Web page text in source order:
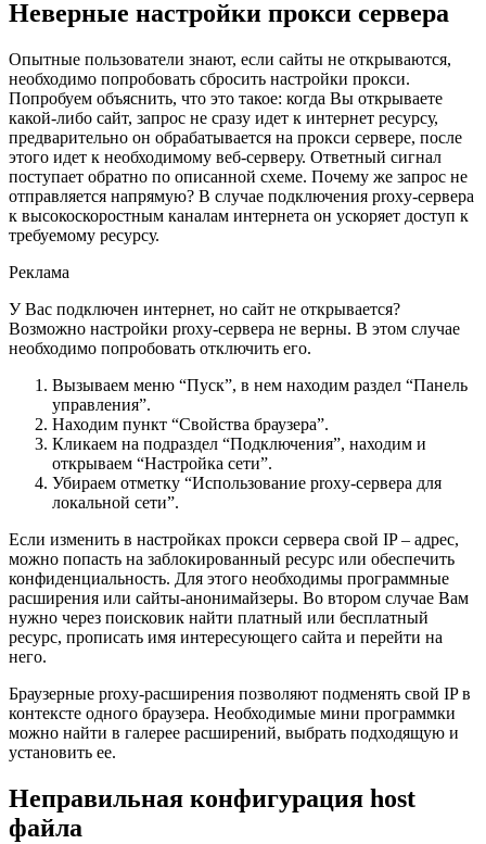
Неверные настройки прокси сервера
Опытные пользователи знают, если сайты не открываются,
необходимо попробовать сбросить настройки прокси.
Попробуем объяснить, что это такое: когда Вы открываете
какой-либо сайт, запрос не сразу идет к интернет ресурсу,
предварительно он обрабатывается на прокси сервере, после
этого идет к необходимому веб-серверу. Ответный сигнал
поступает обратно по описанной схеме. Почему же запрос не
отправляется напрямую? В случае подключения proxy-сервера
к высокоскоростным каналам интернета он ускоряет доступ к
требуемому ресурсу.
Реклама
У Вас подключен интернет, но сайт не открывается?
Возможно настройки proxy-сервера не верны. В этом случае
необходимо попробовать отключить его.
Вызываем меню “Пуск”, в нем находим раздел “Панель
управления”.
Находим пункт “Свойства браузера”.
Кликаем на подраздел “Подключения”, находим и
открываем “Настройка сети”.
Убираем отметку “Использование proxy-сервера для
локальной сети”.
Если изменить в настройках прокси сервера свой IP – адрес,
можно попасть на заблокированный ресурс или обеспечить
конфиденциальность. Для этого необходимы программные
расширения или сайты-анонимайзеры. Во втором случае Вам
нужно через поисковик найти платный или бесплатный
ресурс, прописать имя интересующего сайта и перейти на
него.
Браузерные proxy-расширения позволяют подменять свой IP в
контексте одного браузера. Необходимые мини программки
можно найти в галерее расширений, выбрать подходящую и
установить ее.
Неправильная конфигурация host
файла